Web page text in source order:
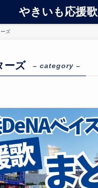
やきいも応援歌
ズ
ーズ – category –